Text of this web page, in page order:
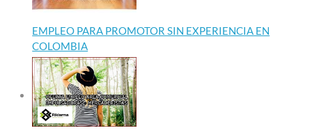
EMPLEO PARA PROMOTOR SIN EXPERIENCIA EN
COLOMBIA